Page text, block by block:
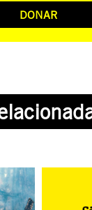
DONAR